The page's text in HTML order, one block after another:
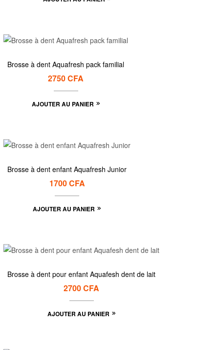
Brosse à dent Aquafresh pack familial
2750CFA
AJOUTER AU PANIER
Brosse à dent enfant Aquafresh Junior
1700CFA
AJOUTER AU PANIER
Brosse à dent pour enfant Aquafesh dent de lait
2700CFA
AJOUTER AU PANIER